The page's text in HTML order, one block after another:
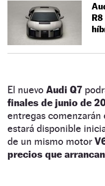
El nuevo Audi Q7
finales de junio de
entregas comenzarán
estará disponible
de un mismo motor
precios que